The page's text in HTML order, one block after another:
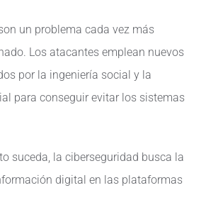
un problema cada vez más
Los atacantes emplean nuevos
por la ingeniería social y la
para conseguir evitar los sistemas
suceda, la ciberseguridad busca la
digital en las plataformas